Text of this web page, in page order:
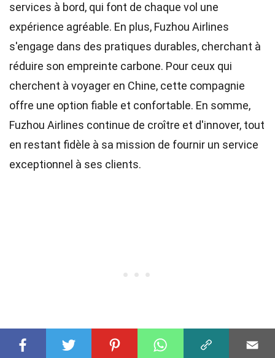
services à bord, qui font de chaque vol une
expérience agréable. En plus, Fuzhou Airlines
s'engage dans des pratiques durables, cherchant à
réduire son empreinte carbone. Pour ceux qui
cherchent à voyager en Chine, cette compagnie
offre une option fiable et confortable. En somme,
Fuzhou Airlines continue de croître et d'innover, tout
en restant fidèle à sa mission de fournir un service
exceptionnel à ses clients.